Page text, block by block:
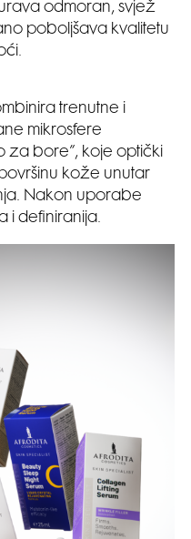
odmoran, svjež
poboljšava kvalitetu
trenutne i
mikrosfere
za bore”, koje optički
kože unutar
Nakon uporabe
i definiranija.